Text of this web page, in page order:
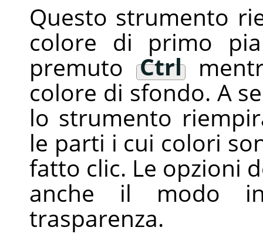
Questo strumento
colore di primo
premutoCtrl
colore di sfondo. A
lo strumento
le parti i cui colori
fatto clic. Le opzioni
anche il modo
trasparenza.